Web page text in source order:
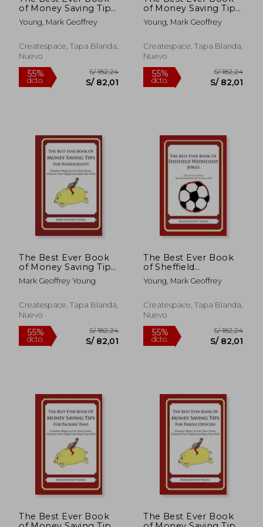
dcto. S/ 68,36
55%
dcto.
55% S/ 131,54 55%
of Money Saving Tips
for Zambians:
Creative Ways to Cut
Your Capital And
Keep Your Cash (en
Young, Mark Geoffrey
Createspace, Tapa Blanda,
Nuevo
of Money Saving Tips
for Yankees' Fans:
Creative Ways to Cut
Your Capital And
Keep Your Cash (en
Young, Mark Geoffrey
Createspace, Tapa Blanda,
Nuevo
The Best Ever Book
of Money Saving Tips
for Radiologists:
Creative Ways to Cut
Your Capital And
Keep Your Cash
Mark Geoffrey Young
Createspace, Tapa Blanda,
Nuevo
The Best Ever Book
of Sheffield
Wednesday Jokes:
Lots and Lots of
Repurposed for You-
Know-Who (en
Young, Mark Geoffrey
Createspace, Tapa Blanda,
Nuevo
The Best Ever Book
The Best Ever Book